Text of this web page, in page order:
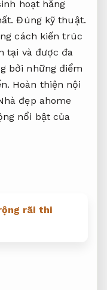
hoạt hằng
Đúng kỹ thuật.
cách kiến trúc
tại và được đa
bởi những điểm
Hoàn thiện nội
đẹp ahome
nổi bật của
rãi thi